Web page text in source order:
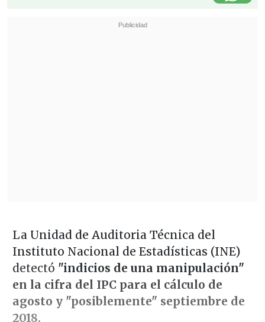
La Unidad de Auditoria Técnica del
Instituto Nacional de Estadísticas (INE)
detectó "indicios de una manipulación"
en la cifra del IPC para el cálculo de
agosto y "posiblemente" septiembre de
2018.